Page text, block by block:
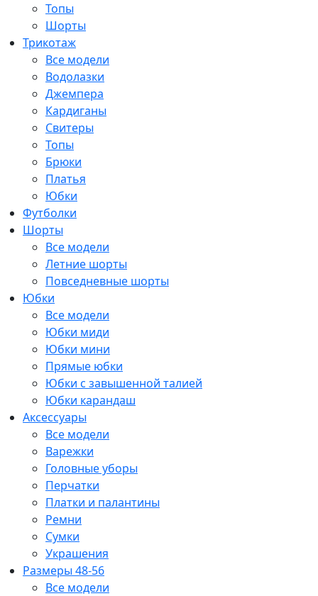
Топы
Шорты
Трикотаж
Все модели
Водолазки
Джемпера
Кардиганы
Свитеры
Топы
Брюки
Платья
Юбки
Футболки
Шорты
Все модели
Летние шорты
Повседневные шорты
Юбки
Все модели
Юбки миди
Юбки мини
Прямые юбки
Юбки с завышенной талией
Юбки карандаш
Аксессуары
Все модели
Варежки
Головные уборы
Перчатки
Платки и палантины
Ремни
Сумки
Украшения
Размеры 48-56
Все модели